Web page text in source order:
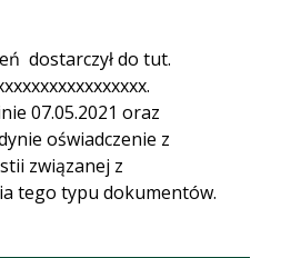
dostarczył do tut.
07.05.2021 oraz
oświadczenie z
związanej z
tego typu dokumentów.